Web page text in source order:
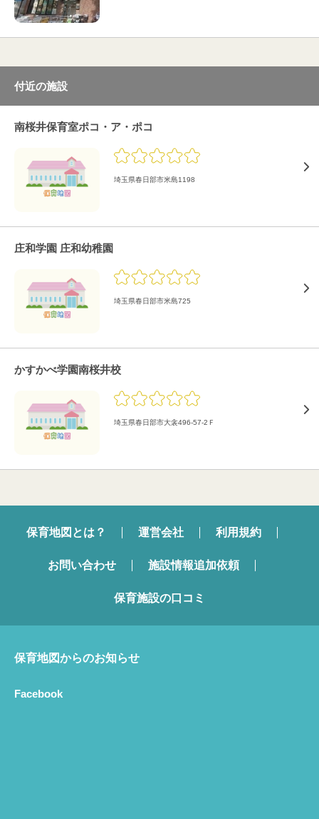
付近の施設
南桜井保育室ポコ・ア・ポコ
埼玉県春日部市米島1198
庄和学園 庄和幼稚園
埼玉県春日部市米島725
かすかべ学園南桜井校
埼玉県春日部市大衾496-57-2Ｆ
保育地図とは？ 運営会社 利用規約
お問い合わせ 施設情報追加依頼
保育施設の口コミ
保育地図からのお知らせ
Facebook